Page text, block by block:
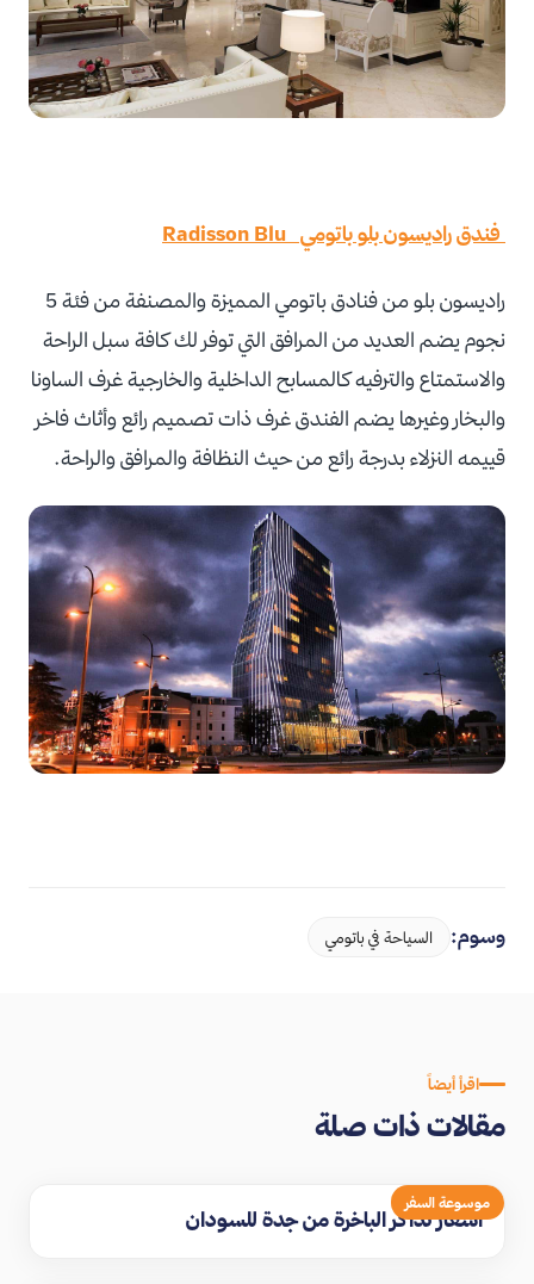
فندق راديسون بلو باتومي Radisson Blu
راديسون بلو من فنادق باتومي المميزة والمصنفة من فئة 5
نجوم يضم العديد من المرافق التي توفر لك كافة سبل الراحة
والاستمتاع والترفيه كالمسابح الداخلية والخارجية غرف الساونا
والبخار وغيرها يضم الفندق غرف ذات تصميم رائع وأثاث فاخر
قييمه النزلاء بدرجة رائع من حيث النظافة والمرافق والراحة.
وسوم: السياحة في باتومي
اقرأ أيضاً
مقالات ذات صلة
موسوعة السفر
اسعار تذاكر الباخرة من جدة للسودان